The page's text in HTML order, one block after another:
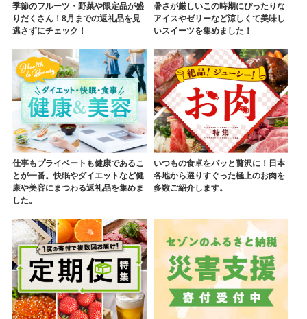
季節のフルーツ・野菜や限定品が盛
りだくさん！8月までの返礼品を見
逃さずにチェック！
暑さが厳しいこの時期にぴったりな
アイスやゼリーなど涼しくて美味し
いスイーツを集めました！
仕事もプライベートも健康であるこ
とが一番。快眠やダイエットなど健
康や美容にまつわる返礼品を集めま
した。
いつもの食卓をパッと贅沢に！日本
各地から選りすぐった極上のお肉を
多数ご紹介します。